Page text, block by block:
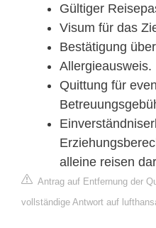
Gültiger
Visum für das
Bestätigung
Allergieausweis.
Quittung für
alleine reisen
Antrag auf Entfernung der
vollständige Antwort auf